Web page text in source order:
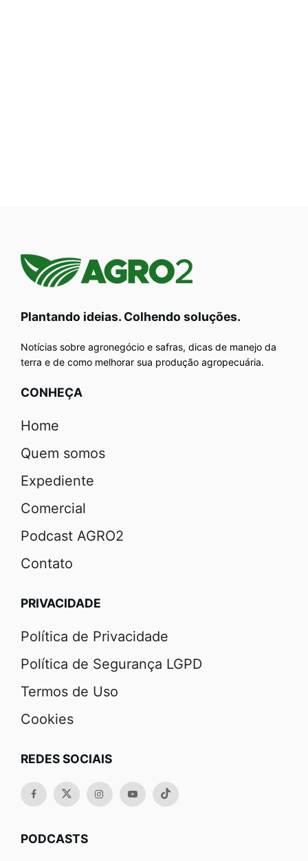
Plantando ideias. Colhendo soluções.
Notícias sobre agronegócio e safras, dicas de manejo da
terra e de como melhorar sua produção agropecuária.
CONHEÇA
Home
Quem somos
Expediente
Comercial
Podcast AGRO2
Contato
PRIVACIDADE
Política de Privacidade
Política de Segurança LGPD
Termos de Uso
Cookies
REDES SOCIAIS
PODCASTS